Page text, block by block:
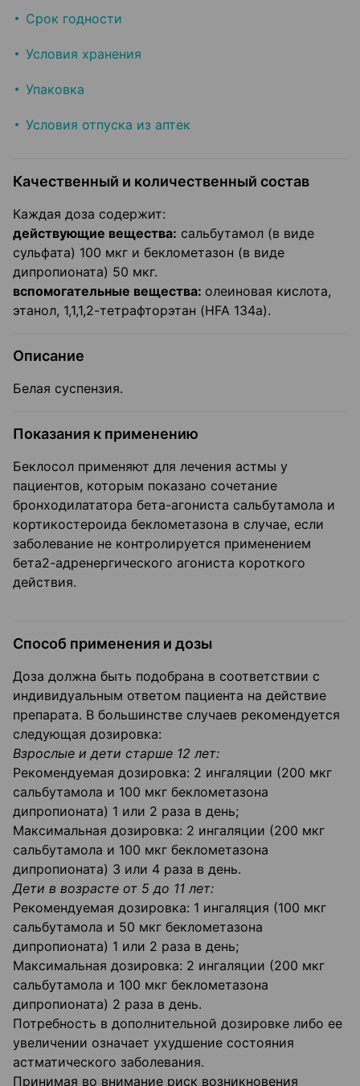
Срок годности
Условия хранения
Упаковка
Условия отпуска из аптек
Качественный и количественный состав
Каждая доза содержит:
действующие вещества: сальбутамол (в виде
сульфата) 100 мкг и беклометазон (в виде
дипропионата) 50 мкг.
вспомогательные вещества: олеиновая кислота,
этанол, 1,1,1,2-тетрафторэтан (HFA 134а).
Описание
Белая суспензия.
Показания к применению
Беклосол применяют для лечения астмы у
пациентов, которым показано сочетание
бронходилататора бета-агониста сальбутамола и
кортикостероида беклометазона в случае, если
заболевание не контролируется применением
бета2-адренергического агониста короткого
действия.
Способ применения и дозы
Доза должна быть подобрана в соответствии с
индивидуальным ответом пациента на действие
препарата. В большинстве случаев рекомендуется
следующая дозировка:
Взрослые и дети старше 12 лет:
Рекомендуемая дозировка: 2 ингаляции (200 мкг
сальбутамола и 100 мкг беклометазона
дипропионата) 1 или 2 раза в день;
Максимальная дозировка: 2 ингаляции (200 мкг
сальбутамола и 100 мкг беклометазона
дипропионата) 3 или 4 раза в день.
Дети в возрасте от 5 до 11 лет:
Рекомендуемая дозировка: 1 ингаляция (100 мкг
сальбутамола и 50 мкг беклометазона
дипропионата) 1 или 2 раза в день;
Максимальная дозировка: 2 ингаляции (200 мкг
сальбутамола и 100 мкг беклометазона
дипропионата) 2 раза в день.
Потребность в дополнительной дозировке либо ее
увеличении означает ухудшение состояния
астматического заболевания.
Принимая во внимание риск возникновения